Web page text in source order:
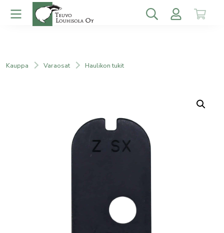
Kauppa Varaosat Haulikon tukit